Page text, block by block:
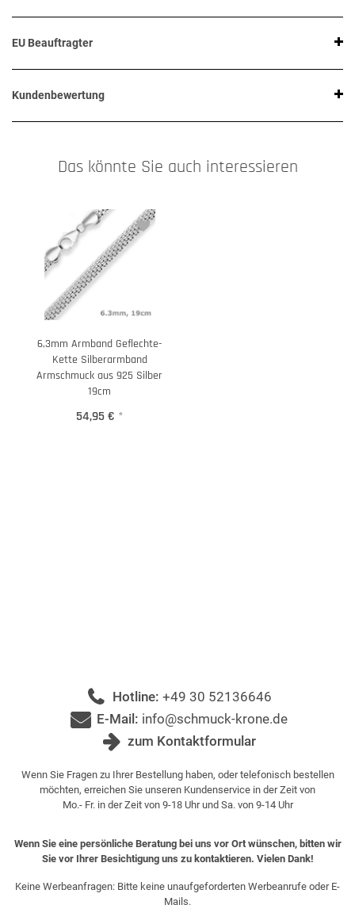
EU Beauftragter
Kundenbewertung
Das könnte Sie auch interessieren
6,3mm Armband Geflechte-
Kette Silberarmband
Armschmuck aus 925 Silber
19cm
54,95 € *
Hotline: +49 30 52136646
E-Mail: info@schmuck-krone.de
zum Kontaktformular
Wenn Sie Fragen zu Ihrer Bestellung haben, oder telefonisch bestellen
möchten, erreichen Sie unseren Kundenservice in der Zeit von
Mo.- Fr. in der Zeit von 9-18 Uhr und Sa. von 9-14 Uhr
Wenn Sie eine persönliche Beratung bei uns vor Ort wünschen, bitten wir
Sie vor Ihrer Besichtigung uns zu kontaktieren. Vielen Dank!
Keine Werbeanfragen: Bitte keine unaufgeforderten Werbeanrufe oder E-
Mails.